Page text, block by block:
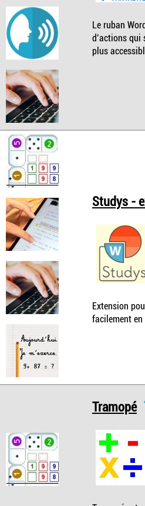
Le ruban
d’actions qui
plus
Studys -
Extension
facilement
Tramopé